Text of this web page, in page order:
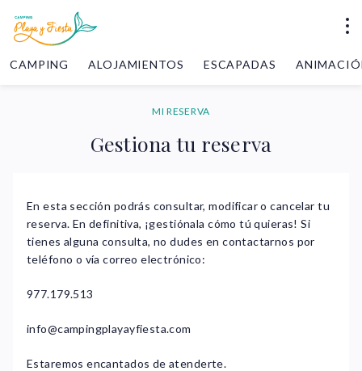
CAMPING ALOJAMIENTOS ESCAPADAS
MI RESERVA
Gestiona tu reserva
En esta sección podrás consultar, modificar o cancelar tu
reserva. En definitiva, ¡gestiónala cómo tú quieras! Si
tienes alguna consulta, no dudes en contactarnos por
teléfono o vía correo electrónico:
977.179.513
info@campingplayayfiesta.com
Estaremos encantados de atenderte.